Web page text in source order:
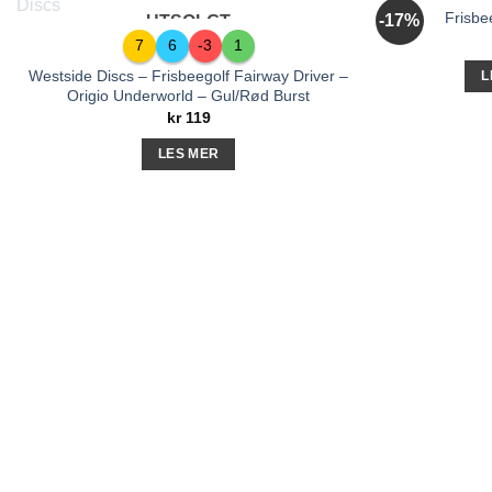
UTSOLGT
7 6 -3
1
Westside Discs – Frisbeegolf Fairway Driver –
Origio Underworld – Gul/Rød Burst
kr119
LES MER
-17%